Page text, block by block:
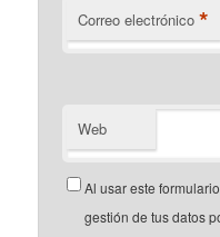
Correo electrónico *
Web
Al usar este
gestión de tus datos